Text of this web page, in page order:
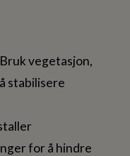
Bruk vegetasjon,
stabilisere
for å hindre